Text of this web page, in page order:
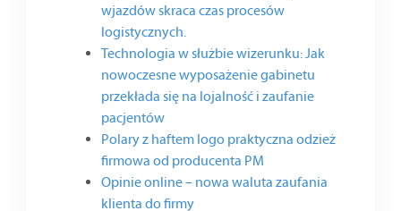
wjazdów skraca czas procesów
logistycznych.
Technologia w służbie wizerunku: Jak
nowoczesne wyposażenie gabinetu
przekłada się na lojalność i zaufanie
pacjentów
Polary z haftem logo praktyczna odzież
firmowa od producenta PM
Opinie online – nowa waluta zaufania
klienta do firmy